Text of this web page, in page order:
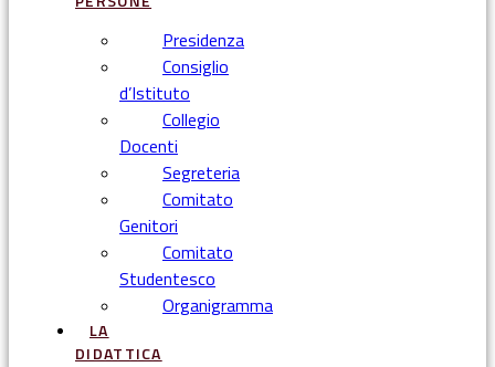
Presidenza
Consiglio
d’Istituto
Collegio
Docenti
Segreteria
Comitato
Genitori
Comitato
Studentesco
Organigramma
LA
DIDATTICA